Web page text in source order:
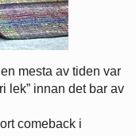
mesta av tiden var
lek” innan det bar av
comeback i